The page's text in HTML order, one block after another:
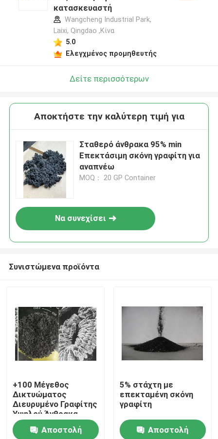
Σπίτι
κατασκευαστή
Wangcheng Industrial Park,
Laixi, Qingdao ,Κίνα
5.0
Ελεγχμένος προμηθευτής
Δείτε περισσότερων
Αποκτήστε την καλύτερη τιμή για
Σταθερό άνθρακα 95% min
Επεκτάσιμη σκόνη γραφίτη για
αναπνέω
MOQ： 20 GP Container
Να συνεχίσει
Συνιστώμενα προϊόντα
+100 Μέγεθος
Δικτυώματος
Διευρυμένο Γραφίτης
Υψηλού Άνθρακα
Αποστολή
5% στάχτη με
επεκταμένη σκόνη
γραφίτη
Αποστολή